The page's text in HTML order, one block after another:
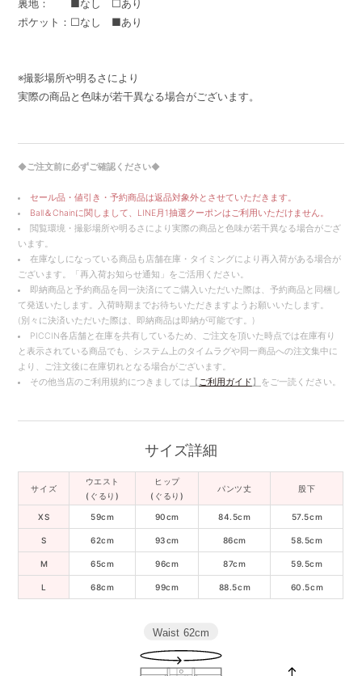
サイズ詳細
サイズ
ウエスト
(ぐるり)
ヒップ
(ぐるり)
パンツ丈 股下
XS 59cm 90cm 84.5cm 57.5cm
S 62cm 93cm 86cm 58.5cm
M 65cm 96cm 87cm 59.5cm
L 68cm 99cm 88.5cm 60.5cm
Waist 62cm
裏地： ■なし □あり
ポケット：□なし ■あり
※撮影場所や明るさにより
実際の商品と色味が若干異なる場合がございます。
◆ご注文前に必ずご確認ください◆
セール品・値引き・予約商品は返品対象外とさせていただきます。
Ball＆Chainに関しまして、LINE月1抽選クーポンはご利用いただけません。
閲覧環境・撮影場所や明るさにより実際の商品と色味が若干異なる場合がござ
います。
在庫なしになっている商品も店舗在庫・タイミングにより再入荷がある場合が
ございます。「再入荷お知らせ通知」をご活用ください。
即納商品と予約商品を同一決済にてご購入いただいた際は、予約商品と同梱し
て発送いたします。入荷時期までお待ちいただきますようお願いいたします。
(別々に決済いただいた際は、即納商品は即納が可能です。)
PICCIN各店舗と在庫を共有しているため、ご注文を頂いた時点では在庫有り
と表示されている商品でも、システム上のタイムラグや同一商品への注文集中に
より、ご注文後に在庫切れとなる場合がございます。
その他当店のご利用規約につきましては 【 ご利用ガイド 】 をご一読ください。